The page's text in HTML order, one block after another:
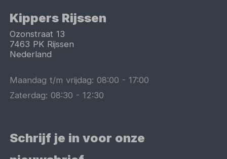
Kippers Rijssen
Ozonstraat 13
7463 PK Rijssen
Nederland
Maandag t/m vrijdag:08:00 -17:00
Zaterdag:08:30 -12:30
Schrijf je in voor onze